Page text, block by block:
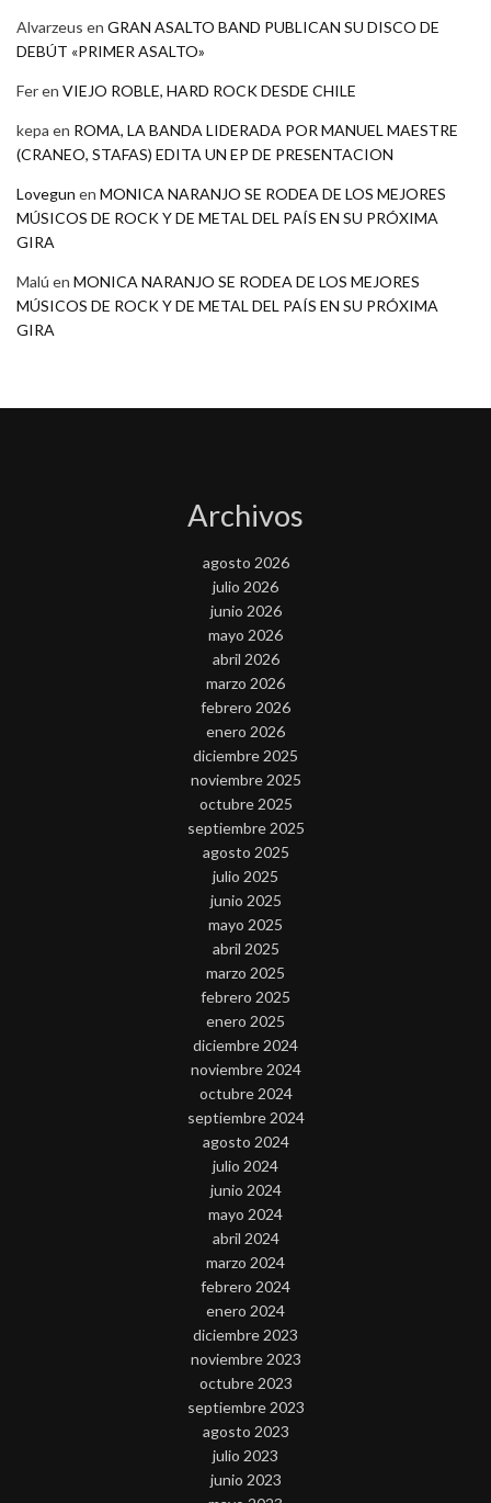
Alvarzeus en GRAN ASALTO BAND PUBLICAN SU DISCO DE
DEBÚT «PRIMER ASALTO»
Feren VIEJO ROBLE, HARD ROCK DESDE CHILE
kepa en ROMA, LA BANDA LIDERADA POR MANUEL MAESTRE
(CRANEO, STAFAS) EDITA UN EP DE PRESENTACION
Lovegun en MONICA NARANJO SE RODEA DE LOS MEJORES
MÚSICOS DE ROCK Y DE METAL DEL PAÍS EN SU PRÓXIMA
GIRA
Malú en MONICA NARANJO SE RODEA DE LOS MEJORES
MÚSICOS DE ROCK Y DE METAL DEL PAÍS EN SU PRÓXIMA
GIRA
Archivos
agosto 2026
julio 2026
junio 2026
mayo 2026
abril 2026
marzo 2026
febrero 2026
enero 2026
diciembre 2025
noviembre 2025
octubre 2025
septiembre 2025
agosto 2025
julio 2025
junio 2025
mayo 2025
abril 2025
marzo 2025
febrero 2025
enero 2025
diciembre 2024
noviembre 2024
octubre 2024
septiembre 2024
agosto 2024
julio 2024
junio 2024
mayo 2024
abril 2024
marzo 2024
febrero 2024
enero 2024
diciembre 2023
noviembre 2023
octubre 2023
septiembre 2023
agosto 2023
julio 2023
junio 2023